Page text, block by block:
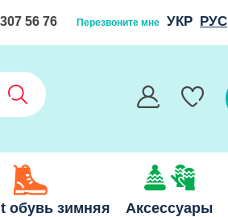
56 76 Перезвоните мне УКР РУС
обувь зимняя Аксессуары